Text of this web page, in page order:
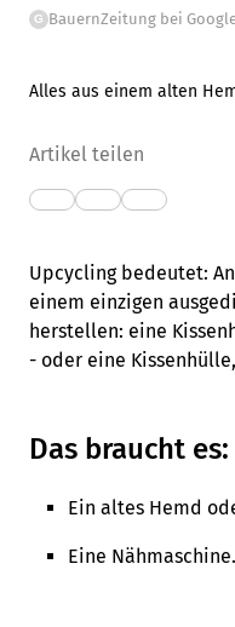
G BauernZeitung bei
Alles aus einem alten
Artikel teilen
Upcycling bedeutet:
einem einzigen
herstellen: eine
- oder eine
Das braucht es:
Ein altes Hemd
Eine